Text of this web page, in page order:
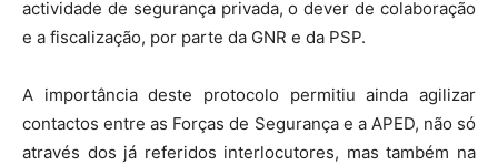
actividade de segurança privada, o dever de colaboração
e a fiscalização, por parte da GNR e da PSP.
A importância deste protocolo permitiu ainda agilizar
contactos entre as Forças de Segurança e a APED, não só
através dos já referidos interlocutores, mas também na